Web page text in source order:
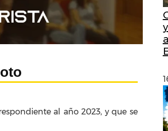
al año 2023, y que se